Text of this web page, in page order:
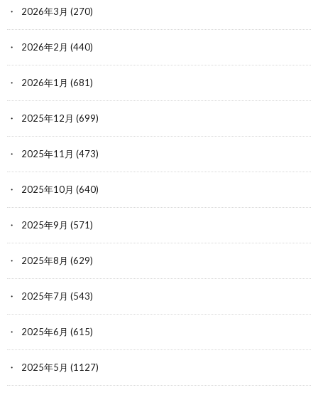
2026年3月 (270)
2026年2月 (440)
2026年1月 (681)
2025年12月 (699)
2025年11月 (473)
2025年10月 (640)
2025年9月 (571)
2025年8月 (629)
2025年7月 (543)
2025年6月 (615)
2025年5月 (1127)